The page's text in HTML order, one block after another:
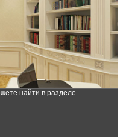
найти в разделе